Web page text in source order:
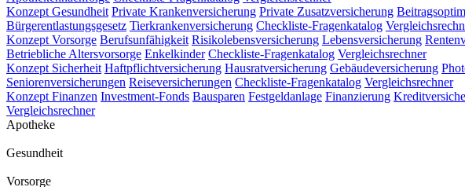
Konzept Gesundheit Private Krankenversicherung Private Zusatzversicherung
Bürgerentlastungsgesetz Tierkrankenversicherung Checkliste-Fragenkatalog
Konzept Vorsorge Berufsunfähigkeit Risikolebensversicherung Lebensversicherung
Betriebliche Altersvorsorge Enkelkinder Checkliste-Fragenkatalog Vergleichsrechner
Konzept Sicherheit Haftpflichtversicherung Hausratversicherung Gebäudeversicherung
Seniorenversicherungen Reiseversicherungen Checkliste-Fragenkatalog Vergleichsrechner
Konzept Finanzen Investment-Fonds Bausparen Festgeldanlage Finanzierung
Vergleichsrechner
Apotheke
Gesundheit
Vorsorge